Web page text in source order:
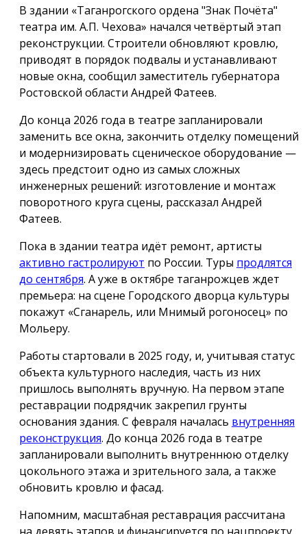
В здании «Таганрогского ордена "Знак Почёта"
театра им. А.П. Чехова» начался четвёртый этап
реконструкции. Строители обновляют кровлю,
приводят в порядок подвалы и устанавливают
новые окна, сообщил заместитель губернатора
Ростовской области Андрей Фатеев.
До конца 2026 года в театре запланировали
заменить все окна, закончить отделку помещений
и модернизировать сценическое оборудование —
здесь предстоит одно из самых сложных
инженерных решений: изготовление и монтаж
поворотного круга сцены, рассказал Андрей
Фатеев.
Пока в здании театра идёт ремонт, артисты
активно гастролируют по России. Туры продлятся
до сентября. А уже в октябре таганрожцев ждет
премьера: на сцене Городского дворца культуры
покажут «Сганарель, или Мнимый рогоносец» по
Мольеру.
Работы стартовали в 2025 году, и, учитывая статус
объекта культурного наследия, часть из них
пришлось выполнять вручную. На первом этапе
реставрации подрядчик закрепил грунты
основания здания. С февраля началась внутренняя
реконструкция. До конца 2026 года в театре
запланировали выполнить внутреннюю отделку
цокольного этажа и зрительного зала, а также
обновить кровлю и фасад.
Напомним, масштабная реставрация рассчитана